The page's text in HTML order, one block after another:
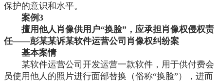
保护的意识和水平。
案例3
擅用他人肖像供用户“换脸”，应承担肖像权侵权责
任——彭某某诉某软件运营公司肖像权纠纷案
基本案情
某软件运营公司开发运营一款软件，用于供付费会
员使用他人的照片进行面部替换（俗称“换脸”），进而